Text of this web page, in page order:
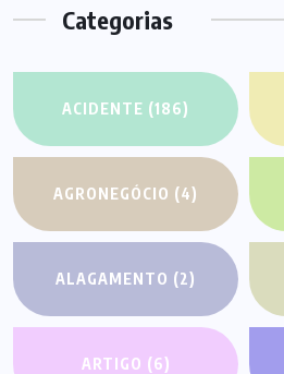
Categorias
ACIDENTE (186)
AGRONEGÓCIO (4)
ALAGAMENTO (2)
ARTIGO (6)